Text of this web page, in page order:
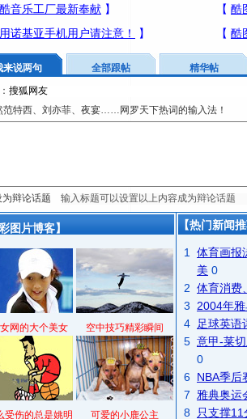
来说两句 全部跟帖
精华帖
范特西、刘亦菲、夜宴……网罗天下热词的输入法！
辩论话题
图片博客】
网的大个美女 空中技巧精彩瞬间
受伤的总是姚明 可爱的小鹿公主
【热门新闻
1
体育画报
美 0
2 体育消费
3
2004年
4
足球英语
5 意甲-莱
0
6 NBA季后
7
雅典奥运
8
只支撑